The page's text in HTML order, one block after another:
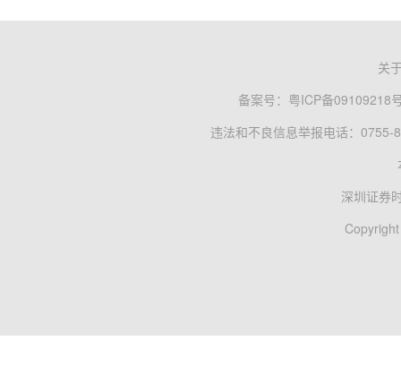
关
备案号： 粤ICP备09109218
违法和不良信息举报电话：0755-
深圳证券